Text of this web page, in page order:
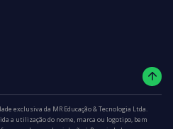
exclusiva da MR Educação & Tecnologia Ltda.
a utilização do nome, marca ou logotipo, bem